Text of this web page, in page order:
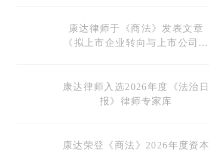
康达律师于《商法》发表文章
《拟上市企业转向与上市公司并
康达律师入选2026年度《法治日
报》律师专家库
康达荣登《商法》2026年度资本